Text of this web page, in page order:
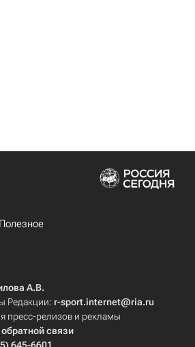
Полезное
А.В.
Редакции: r-sport.internet@ria.ru
пресс-релизов и рекламы
связи